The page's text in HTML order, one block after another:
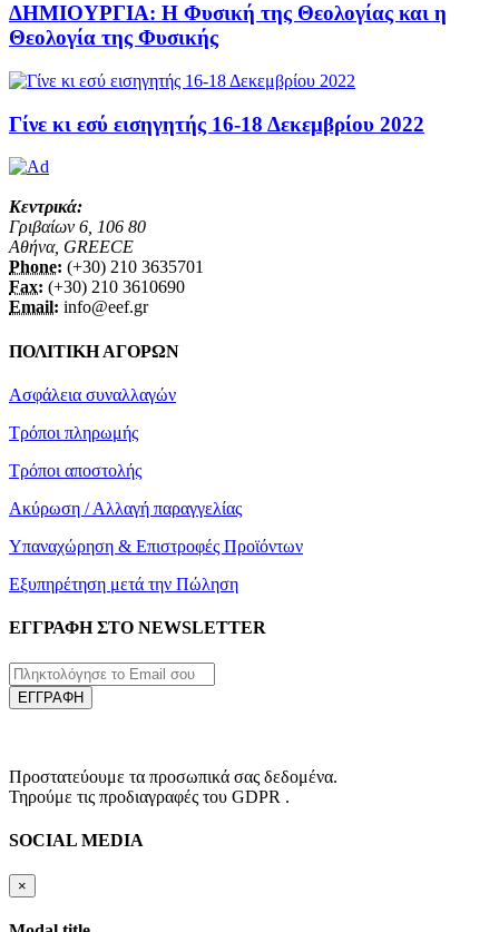
ΔΗΜΙΟΥΡΓΙΑ: Η Φυσική της Θεολογίας και η
Θεολογία της Φυσικής
Γίνε κι εσύ εισηγητής 16-18 Δεκεμβρίου 2022
Κεντρικά:
Γριβαίων 6, 106 80
Αθήνα, GREECE
Phone: (+30) 210 3635701
Fax: (+30) 210 3610690
Email: info@eef.gr
ΠΟΛΙΤΙΚΗ ΑΓΟΡΩΝ
Ασφάλεια συναλλαγών
Τρόποι πληρωμής
Τρόποι αποστολής
Ακύρωση / Αλλαγή παραγγελίας
Υπαναχώρηση & Επιστροφές Προϊόντων
Εξυπηρέτηση μετά την Πώληση
ΕΓΓΡΑΦΗ ΣΤΟ NEWSLETTER
ΕΓΓΡΑΦΗ
Προστατεύουμε τα προσωπικά σας δεδομένα.
Τηρούμε τις προδιαγραφές του GDPR .
SOCIAL MEDIA
×